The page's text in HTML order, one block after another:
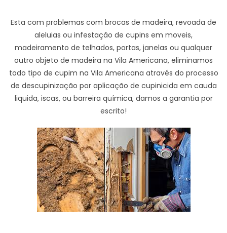
Esta com problemas com brocas de madeira, revoada de
aleluias ou infestação de cupins em moveis,
madeiramento de telhados, portas, janelas ou qualquer
outro objeto de madeira na Vila Americana, eliminamos
todo tipo de cupim na Vila Americana através do processo
de descupinização por aplicação de cupinicida em cauda
liquida, iscas, ou barreira química, damos a garantia por
escrito!